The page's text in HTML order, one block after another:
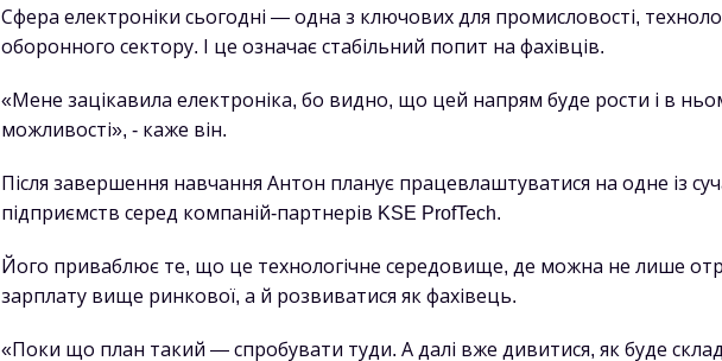
Сфера електроніки сьогодні — одна з ключових для промисловості,
оборонного сектору. І це означає стабільний попит на фахівців.
«Мене зацікавила електроніка, бо видно, що цей напрям буде рости і в
можливості», - каже він.
Після завершення навчання Антон планує працевлаштуватися на одне із
підприємств серед компаній-партнерів KSE ProfTech.
Його приваблює те, що це технологічне середовище, де можна не лише
зарплату вище ринкової, а й розвиватися як фахівець.
«Поки що план такий — спробувати туди. А далі вже дивитися, як буде